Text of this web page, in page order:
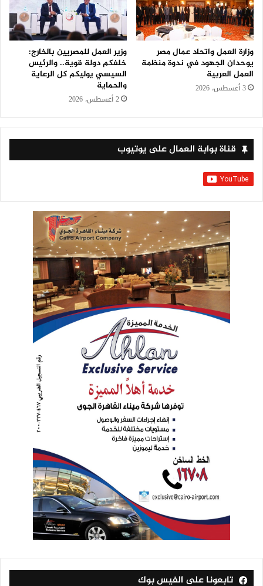
وزارة العمل واتحاد عمال مصر
يوحدان الجهود في ندوة منظمة
العمل العربية
3 أغسطس، 2026
وزير العمل للمصريين بالخارج:
خلفكم دولة قوية.. والرئيس
السيسي يوليكم كل الرعاية
والحماية
2 أغسطس، 2026
قناة بوابة العمال على يوتيوب
تابعونا على الفيس بوك